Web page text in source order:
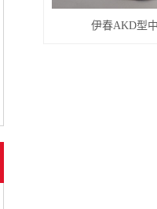
伊春AKD型